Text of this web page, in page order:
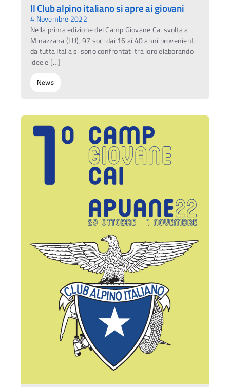
Il Club alpino italiano si apre ai giovani
4 Novembre 2022
Nella prima edizione del Camp Giovane Cai svolta a
Minazzana (LU), 97 soci dai 16 ai 40 anni provenienti
da tutta Italia si sono confrontati tra loro elaborando
idee e […]
News